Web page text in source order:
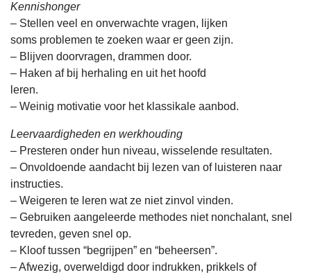
Kennishonger
– Stellen veel en onverwachte vragen, lijken
soms problemen te zoeken waar er geen zijn.
– Blijven doorvragen, drammen door.
– Haken af bij herhaling en uit het hoofd
leren.
– Weinig motivatie voor het klassikale aanbod.
Leervaardigheden en werkhouding
– Presteren onder hun niveau, wisselende resultaten.
– Onvoldoende aandacht bij lezen van of luisteren naar
instructies.
– Weigeren te leren wat ze niet zinvol vinden.
– Gebruiken aangeleerde methodes niet nonchalant, snel
tevreden, geven snel op.
– Kloof tussen “begrijpen” en “beheersen”.
– Afwezig, overweldigd door indrukken, prikkels of